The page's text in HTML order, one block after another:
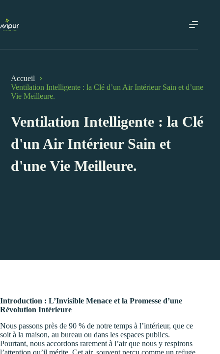
contenu
Accueil
Ventilation Intelligente : la Clé d’un Air Intérieur Sain et d’une
Vie Meilleure.
Ventilation Intelligente : la Clé
d'un Air Intérieur Sain et
d'une Vie Meilleure.
Introduction : L’Invisible Menace et la Promesse d’une
Révolution Intérieure
Nous passons près de 90 % de notre temps à l’intérieur, que ce
soit à la maison, au bureau ou dans les espaces publics.
Pourtant, nous accordons rarement à l’air que nous y respirons